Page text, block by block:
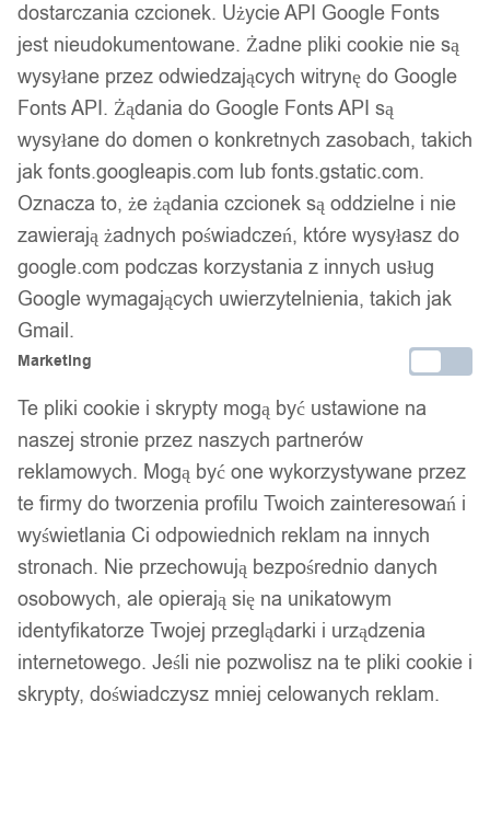
/ 9
Obrączka pierścionek
wolfram biżuteria wolfring
czarna eu22 us10
89,99
Darmowa dostawa od 90 zł
Dostawa w 24h
Zamówienia złożone do 14:00 wysyłamy tego samego dnia.
Dostawa w 24h
Zamówienia złożone do 14:00 wysyłamy tego samego dnia.
dostarczania czcionek. Użycie API Google Fonts
jest nieudokumentowane. Żadne pliki cookie nie są
wysyłane przez odwiedzających witrynę do Google
Fonts API. Żądania do Google Fonts API są
wysyłane do domen o konkretnych zasobach, takich
jak fonts.googleapis.com lub fonts.gstatic.com.
Oznacza to, że żądania czcionek są oddzielne i nie
zawierają żadnych poświadczeń, które wysyłasz do
google.com podczas korzystania z innych usług
Google wymagających uwierzytelnienia, takich jak
Gmail.
Marketing
Te pliki cookie i skrypty mogą być ustawione na
naszej stronie przez naszych partnerów
reklamowych. Mogą być one wykorzystywane przez
te firmy do tworzenia profilu Twoich zainteresowań i
wyświetlania Ci odpowiednich reklam na innych
stronach. Nie przechowują bezpośrednio danych
osobowych, ale opierają się na unikatowym
identyfikatorze Twojej przeglądarki i urządzenia
internetowego. Jeśli nie pozwolisz na te pliki cookie i
skrypty, doświadczysz mniej celowanych reklam.